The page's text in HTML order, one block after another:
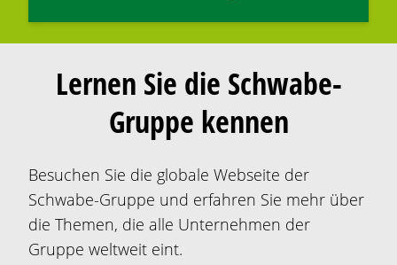
Lernen Sie die Schwabe-
Gruppe kennen
Besuchen Sie die globale Webseite der
Schwabe-Gruppe und erfahren Sie mehr über
die Themen, die alle Unternehmen der
Gruppe weltweit eint.